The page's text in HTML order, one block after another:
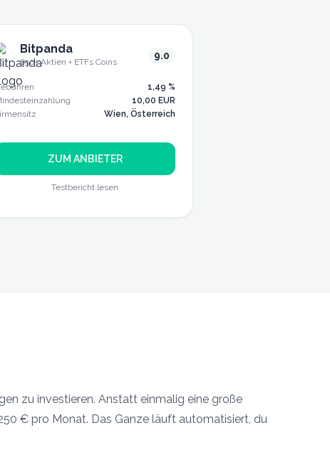
Bitpanda
650+ Aktien + ETFs Coins
9.0
1,49 %
10,00 EUR
Wien, Österreich
ZUM ANBIETER
Testbericht lesen
zu investieren. Anstatt einmalig eine große
€ pro Monat. Das Ganze läuft automatisiert, du